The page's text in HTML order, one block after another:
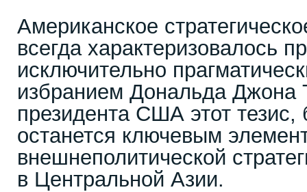
Американское
всегда характеризовалось
исключительно
избранием Дональда Джона
президента США этот тезис,
останется ключевым
внешнеполитической
в Центральной Азии.